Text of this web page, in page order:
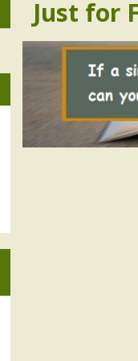
Just for